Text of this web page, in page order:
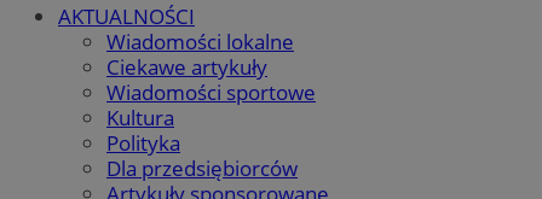
AKTUALNOŚCI
Wiadomości lokalne
Ciekawe artykuły
Wiadomości sportowe
Kultura
Polityka
Dla przedsiębiorców